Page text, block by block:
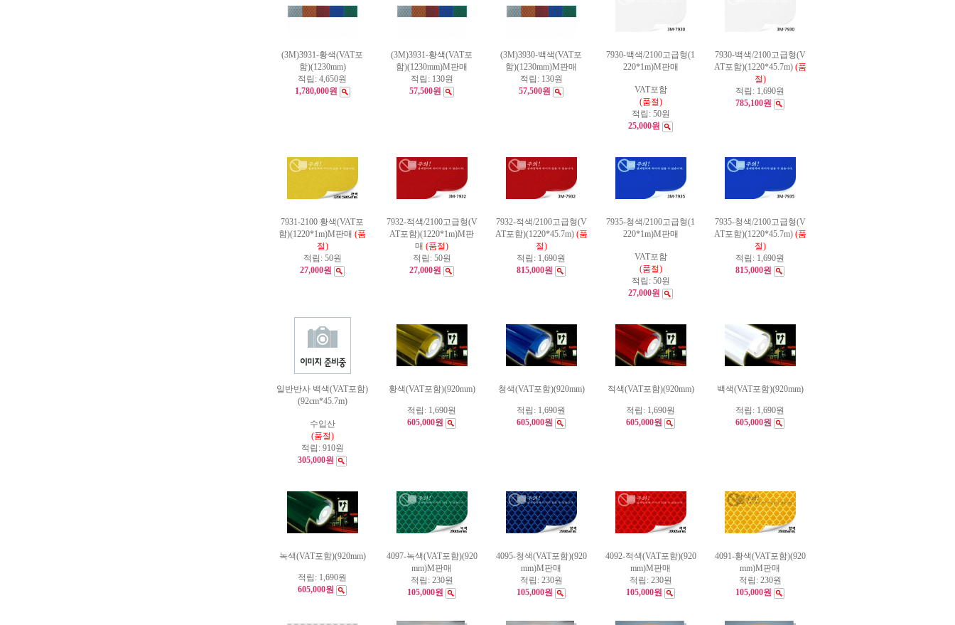
(3M)3931-황색(VAT포
함)(1230mm)
적립: 4,650원
1,780,000원
(3M)3931-황색(VAT포
함)(1230mm)M판매
적립: 130원
57,500원
(3M)3930-백색(VAT포
함)(1230mm)M판매
적립: 130원
57,500원
7930-백색/2100고급형(1
220*1m)M판매
VAT포함
(품절)
적립: 50원
25,000원
7930-백색/2100고급형(V
AT포함)(1220*45.7m) (품
절)
적립: 1,690원
785,100원
7931-2100 황색(VAT포
함)(1220*1m)M판매 (품
절)
적립: 50원
27,000원
7932-적색/2100고급형(V
AT포함)(1220*1m)M판
매 (품절)
적립: 50원
27,000원
7932-적색/2100고급형(V
AT포함)(1220*45.7m) (품
절)
적립: 1,690원
815,000원
7935-청색/2100고급형(1
220*1m)M판매
VAT포함
(품절)
적립: 50원
27,000원
7935-청색/2100고급형(V
AT포함)(1220*45.7m) (품
절)
적립: 1,690원
815,000원
일반반사 백색(VAT포함)
(92cm*45.7m)
수입산
(품절)
적립: 910원
305,000원
황색(VAT포함)(920mm)
적립: 1,690원
605,000원
청색(VAT포함)(920mm)
적립: 1,690원
605,000원
적색(VAT포함)(920mm)
적립: 1,690원
605,000원
백색(VAT포함)(920mm)
적립: 1,690원
605,000원
녹색(VAT포함)(920mm)
적립: 1,690원
605,000원
4097-녹색(VAT포함)(920
mm)M판매
적립: 230원
105,000원
4095-청색(VAT포함)(920
mm)M판매
적립: 230원
105,000원
4092-적색(VAT포함)(920
mm)M판매
적립: 230원
105,000원
4091-황색(VAT포함)(920
mm)M판매
적립: 230원
105,000원